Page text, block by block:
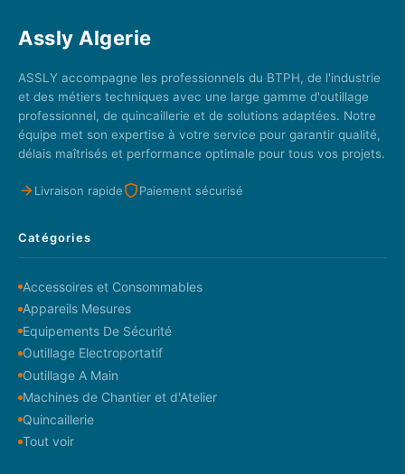
Assly Algerie
ASSLY accompagne les professionnels du BTPH, de l'industrie
et des métiers techniques avec une large gamme d'outillage
professionnel, de quincaillerie et de solutions adaptées. Notre
équipe met son expertise à votre service pour garantir qualité,
délais maîtrisés et performance optimale pour tous vos projets.
Livraison rapide Paiement sécurisé
Catégories
Accessoires et Consommables
Appareils Mesures
Equipements De Sécurité
Outillage Electroportatif
Outillage A Main
Machines de Chantier et d'Atelier
Quincaillerie
Tout voir